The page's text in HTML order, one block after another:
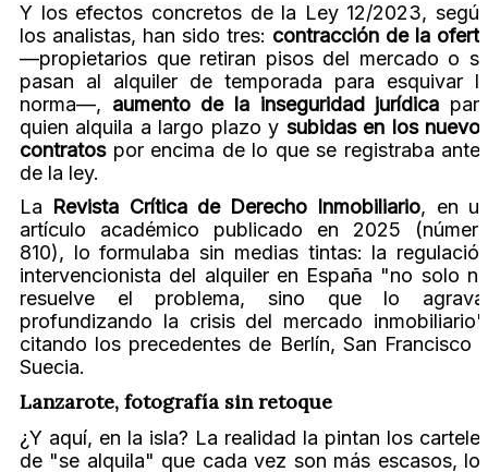
Y los efectos concretos de la Ley 12/2023,
los analistas, han sido tres: contracción de la
—propietarios que retiran pisos del mercado o
pasan al alquiler de temporada para esquivar
norma—, aumento de la inseguridad jurídica
quien alquila a largo plazo y subidas en los
contratospor encima de lo que se registraba
de la ley.
La Revista Crítica de Derecho Inmobiliario, en
artículo académico publicado en 2025
810), lo formulaba sin medias tintas: la
intervencionista del alquiler en España "no solo
resuelve el problema, sino que lo
profundizando la crisis del mercado
citando los precedentes de Berlín, San Francisco
Suecia.
Lanzarote, fotografía sin retoque
¿Y aquí, en la isla? La realidad la pintan los
de "se alquila" que cada vez son más escasos,